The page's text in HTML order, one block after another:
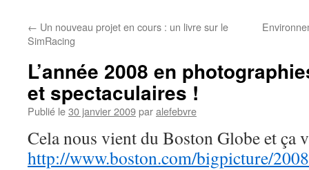
← Un nouveau projet en cours : un livre sur le
SimRacing
L’année 2008 en
et spectaculaires !
Publié le30 janvier 2009paralefebvre
Cela nous vient du Boston Globe et ça
http://www.boston.com/bigpicture/